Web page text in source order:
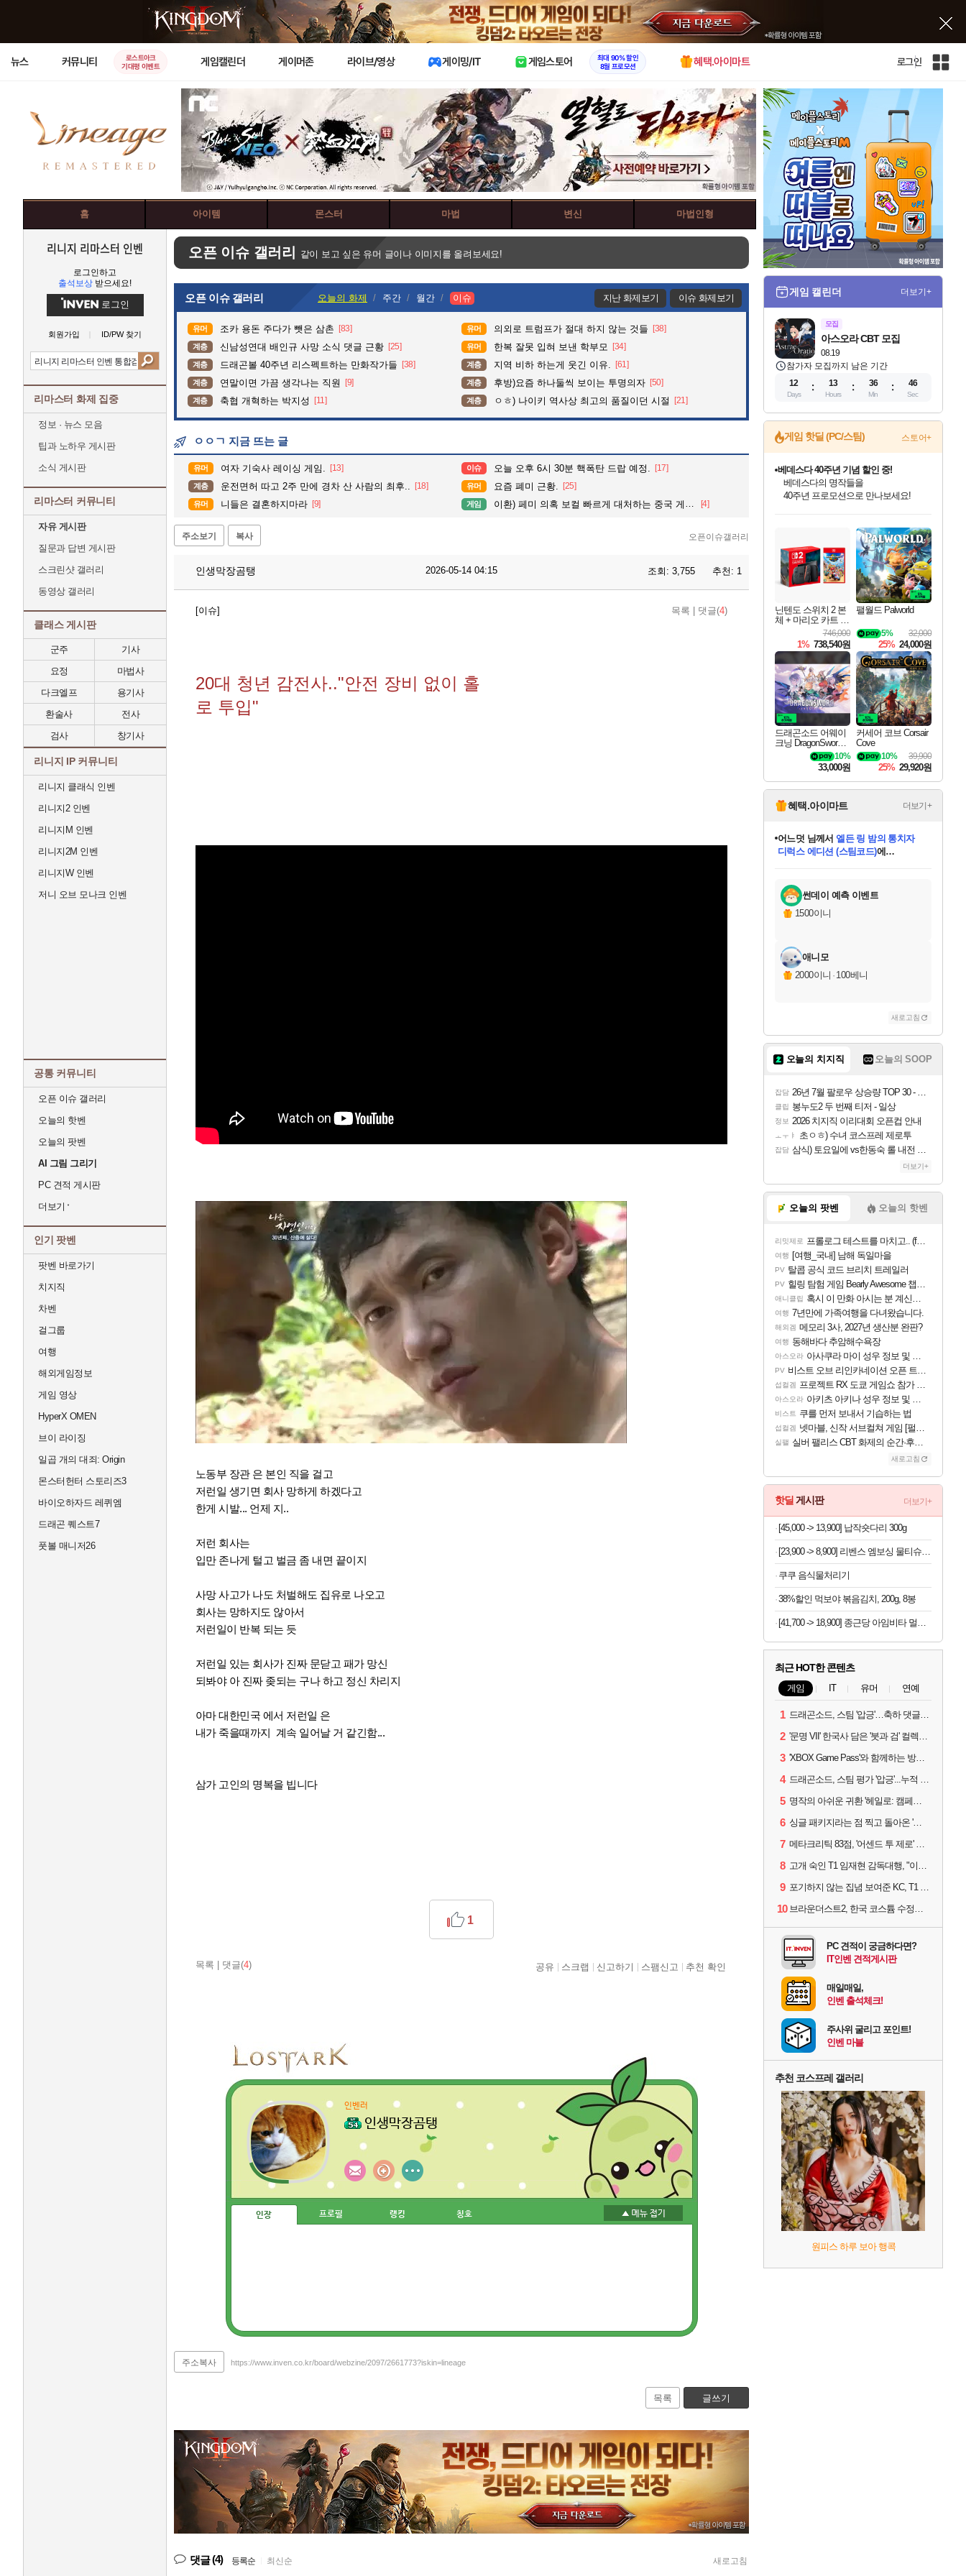
X
뉴스 커뮤니티
로스트아크
기대평 이벤트
게임캘린더 게이머존 라이브/영상 게이밍/IT 게임스토어
최대 90% 할인
8월 프로모션
혜택.아이마트 로그인
인
홈 아이템 몬스터 마법 변신 마법인형
리니지 리마스터 인벤
로그인하고
출석보상 받으세요!
로그인
회원가입 ID/PW 찾기
리마스터 화제 집중
정보 · 뉴스 모음
팁과 노하우 게시판
소식 게시판
리마스터 커뮤니티
자유 게시판
질문과 답변 게시판
스크린샷 갤러리
동영상 갤러리
클래스 게시판
군주
기사
요정
마법사
다크엘프
용기사
환술사
전사
검사
창기사
리니지 IP 커뮤니티
리니지 클래식 인벤
리니지2 인벤
리니지M 인벤
리니지2M 인벤
리니지W 인벤
저니 오브 모나크 인벤
공통 커뮤니티
오픈 이슈 갤러리
오늘의 핫벤
오늘의 팟벤
AI 그림 그리기
PC 견적 게시판
더보기
인기 팟벤
팟벤 바로가기
치지직
차벤
걸그룹
여행
해외게임정보
게임 영상
HyperX OMEN
브이 라이징
일곱 개의 대죄: Origin
몬스터헌터 스토리즈3
바이오하자드 레퀴엠
드래곤 퀘스트7
풋볼 매니저26
오픈 이슈 갤러리 같이 보고 싶은 유머 글이나 이미지를 올려보세요!
오픈 이슈 갤러리 오늘의 화제 주간 월간 이슈 지난 화제보기 이슈 화제보기
유머 조카 용돈 주다가 뺏은 삼촌 [83] 유머 의외로 트럼프가 절대 하지 않는 것들 [38]
계층 신남성연대 배인규 사망 소식 댓글 근황 [25] 유머 한복 잘못 입혀 보낸 학부모 [34]
계층 드래곤볼 40주년 리스펙트하는 만화작가들 [38] 계층 지역 비하 하는게 웃긴 이유. [61]
계층 연말이면 가끔 생각나는 직원 [9] 계층 후방)요즘 하나둘씩 보이는 투명의자 [50]
계층 축협 개혁하는 박지성 [11] 계층 ㅇㅎ) 나이키 역사상 최고의 품질이던 시절 [21]
ㅇㅇㄱ 지금 뜨는 글
유머 여자 기숙사 레이싱 게임. [13] 이슈 오늘 오후 6시 30분 핵폭탄 드랍 예정. [17]
계층 운전면허 따고 2주 만에 경차 산 사람의 최후.. [18] 유머 요즘 폐미 근황. [25]
유머 니들은 결혼하지마라 [9] 게임 이환) 페미 의혹 보컬 빠르게 대처하는 중국 게임사# [4]
주소보기 복사 오픈이슈갤러리
인생막장곰탱 2026-05-14 04:15 조회: 3,755 추천: 1
[이슈] 목록 댓글(4)
20대 청년 감전사.."안전 장비 없이 홀
로 투입"
노동부 장관 은 본인 직을 걸고
저런일 생기면 회사 망하게 하겠다고
한게 시발... 언제 지..
저런 회사는
입만 존나게 털고 벌금 좀 내면 끝이지
사망 사고가 나도 처벌해도 집유로 나오고
회사는 망하지도 않아서
저런일이 반복 되는 듯
저런일 있는 회사가 진짜 문닫고 패가 망신
되봐야 아 진짜 좆되는 구나 하고 정신 차리지
아마 대한민국 에서 저런일 은
내가 죽을때까지 계속 일어날 거 같긴함...
삼가 고인의 명복을 빕니다
목록 댓글(4)
1
공유 스크랩 신고하기 스팸신고 추천 확인
인벤러
인생막장곰탱
인장 프로필 랭킹 칭호
주소복사 https://www.inven.co.kr/board/webzine/2097/2661773?iskin=lineage
목록 글쓰기
댓글(4) 등록순 최신순 새로고침
게임 캘린더 더보기+
모집
08.19
아스오라 CBT 모집
참가자 모집까지 남은 기간
12
Days
13
Hours
36
Min
45
Sec
게임 핫딜 (PC/스팀) 스토어+
최대 90% 할인가를 만나보세요!
네이버혜택과 함께 만나보세요!
50%할인&추가 적립까지!
이니&베니 혜택까지!
네이버 혜택가와 함께 예약하세요!
할인&네이버혜택으로 만나보세요!
네이버페이 혜택과 만나보세요!
베데스다 40주년 기념 할인 중!
베데스다의 명작들을
40주년 프로모션으로 만나보세요!
네이버 포인트 혜택까지!
할인가에 만나보세요!
일부 에디션 상시 할인!
혜택으로 예약 판매 중
편안하게 충전하세요
닌텐도 스위치 2 본
체 + 마리오 카트 월
746,000
1% 738,540원
팰월드 Palworld
32,000
5%
25% 24,000원
드래곤소드 어웨이
크닝 DragonSword A
10%
33,000원
커세어 코브 Corsair
Cove
39,900
10%
25% 29,920원
혜택.아이마트 더보기+
당첨되셨습니다.
당첨되셨습니다.
어느덧 님께서엘든 링 밤의 통치자
디럭스 에디션 (스팀코드)에
당첨되셨습니다.
에디션 (스팀코드)를 교환.
당첨되셨습니다.
당첨되셨습니다.
당첨되셨습니다.
당첨되셨습니다.
썬데이 예측 이벤트
1500이니
애니모
2000이니 · 100베니
새로고침
오늘의 치지직 오늘의 SOOP
잡담 26년 7월 팔로우 상승량 TOP 30 - 월간 치지직
클립 봉누도2 두 번째 티저 - 일상
정보 2026 치지직 이리대회 오픈컵 안내
ㅗㅜㅑ 초ㅇㅎ) 수녀 코스프레 제로투
잡담 삼식) 토요일에 vs한동숙 롤 내전 예정
더보기+
오늘의 팟벤 오늘의 핫벤
리밋제로 프롤로그 테스트를 마치고.. (feat. 리아)
여행 [여행_국내] 남해 독일마을
PV 탈콥 공식 코드 브리치 트레일러
PV 힐링 탐험 게임 Bearly Awesome 챕터 1 트레일러
애니클립 혹시 이 만화 아시는 분 계신가요
여행 7년만에 가족여행을 다녀왔습니다.
해외겜 메모리 3사, 2027년 생산분 완판?
여행 동해바다 추암해수욕장
아스오라 아사쿠라 마이 성우 정보 및 주요 필모
PV 비스트 오브 리인카네이션 오픈 트레일러
섭컬겜 프로젝트 RX 도쿄 게임쇼 참가 결정
아스오라 아키츠 아키나 성우 정보 및 주요 필모
비스트 쿠를 먼저 보내서 기습하는 법
섭컬겜 넷마블, 신작 서브컬쳐 게임 [펄 인 블루] 티저 사이트 오픈
실팰 실버 팰리스 CBT 화제의 순간·후기 모음
새로고침
핫딜 게시판 더보기+
[45,000 -> 13,900] 납작숏다리 300g
[23,900 -> 8,900] 리벤스 엠보싱 물티슈 100매 x 10팩
쿠쿠 음식물처리기
38%할인 먹보야 볶음김치, 200g, 8봉
[41,700 -> 18,900] 종근당 아임비타 멀티비타민 30정 x 3박스
최근 HOT한 콘텐츠
게임 IT 유머 연예
1 드래곤소드, 스팀 '압긍'…축하 댓글 달고 게임 코드 받자!
2 '문명 VII' 한국사 담은 '붓과 검' 컬렉션 파트 2 출시
3 'XBOX Game Pass'와 함께하는 방구석 피서 게임 4종!
4 드래곤소드, 스팀 평가 '압긍'...누적 판매량 20만장 돌파
5 명작의 아쉬운 귀환 '헤일로: 캠페인 이볼브드'
6 싱글 패키지라는 점 찍고 돌아온 '드래곤소드: 어웨이크닝'
7 메타크리틱 83점, '어센드 투 제로' 정식 출시!
8 고개 숙인 T1 임재현 감독대행, "이른 탈락에 죄송한 마음 뿐"
9 포기하지 않는 집념 보여준 KC, T1 잡았다
10 브라운더스트2, 한국 코스튬 수정… 이준희 PD "안 하면 서비스 지속 불가"
PC 견적이 궁금하다면?
IT인벤 견적게시판
매일매일,
인벤 출석체크!
주사위 굴리고 포인트!
인벤 마블
추천 코스프레 갤러리
원피스 하루 보아 행콕